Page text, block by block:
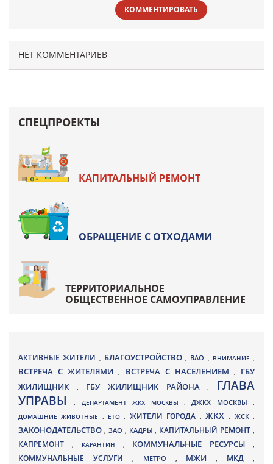
КОММЕНТИРОВАТЬ
НЕТ КОММЕНТАРИЕВ
СПЕЦПРОЕКТЫ
КАПИТАЛЬНЫЙ РЕМОНТ
ОБРАЩЕНИЕ С ОТХОДАМИ
ТЕРРИТОРИАЛЬНОЕ
ОБЩЕСТВЕННОЕ САМОУПРАВЛЕНИЕ
АКТИВНЫЕ ЖИТЕЛИ , БЛАГОУСТРОЙСТВО , ВАО , ВНИМАНИЕ ,
ВСТРЕЧА С ЖИТЕЛЯМИ, ВСТРЕЧА С НАСЕЛЕНИЕМ , ГБУ
ЖИЛИЩНИК
, ГБУ ЖИЛИЩНИК РАЙОНА, ГЛАВА
УПРАВЫ, ДЕПАРТАМЕНТ ЖКХ МОСКВЫ ,ДЖКХ МОСКВЫ ,
ДОМАШНИЕ ЖИВОТНЫЕ , ЕТО, ЖИТЕЛИ ГОРОДА , ЖКХ, ЖСК,
ЗАКОНОДАТЕЛЬСТВО , ЗАО , КАДРЫ, КАПИТАЛЬНЫЙ РЕМОНТ ,
КАПРЕМОНТ , КАРАНТИН , КОММУНАЛЬНЫЕ РЕСУРСЫ,
КОММУНАЛЬНЫЕ УСЛУГИ , МЕТРО , МЖИ, МКД ,